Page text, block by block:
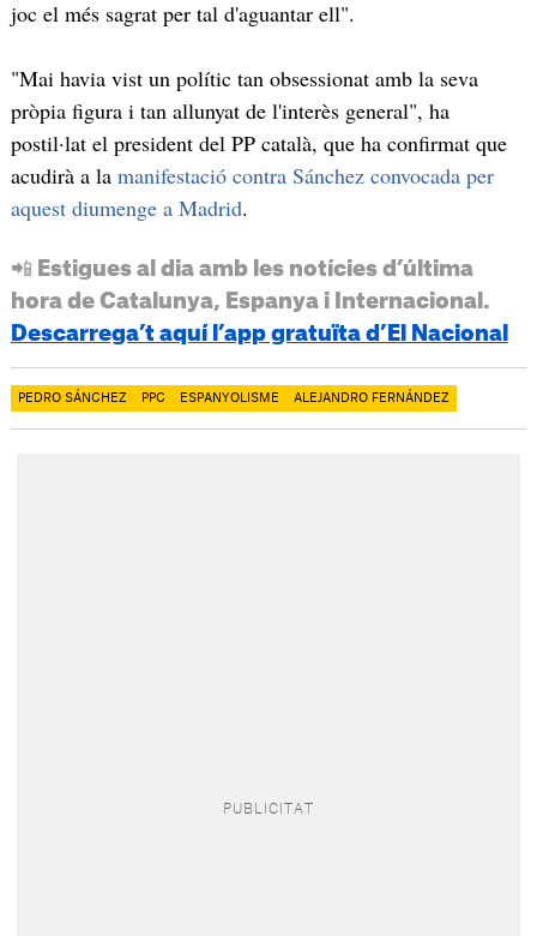
joc el més sagrat per tal d'aguantar ell".
"Mai havia vist un polític tan obsessionat amb la seva
pròpia figura i tan allunyat de l'interès general", ha
postil·lat el president del PP català, que ha confirmat que
acudirà a la manifestació contra Sánchez convocada per
aquest diumenge a Madrid.
📲 Estigues al dia amb les notícies d’última
hora de Catalunya, Espanya i Internacional.
Descarrega’t aquí l’app gratuïta d’El Nacional
PEDRO SÁNCHEZ PPC ESPANYOLISME ALEJANDRO FERNÁNDEZ